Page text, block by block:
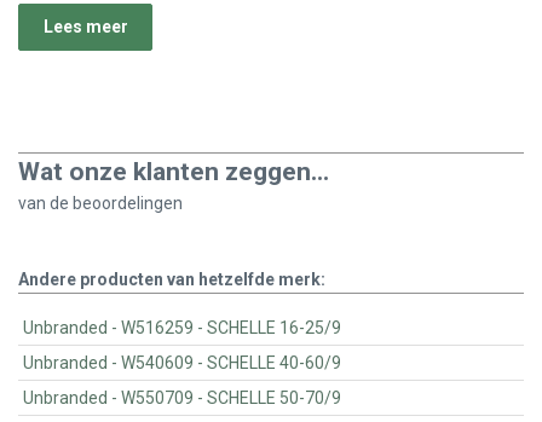
Lees meer
Wat onze klanten zeggen...
van de beoordelingen
Andere producten van hetzelfde merk:
Unbranded - W516259 - SCHELLE 16-25/9
Unbranded - W540609 - SCHELLE 40-60/9
Unbranded - W550709 - SCHELLE 50-70/9